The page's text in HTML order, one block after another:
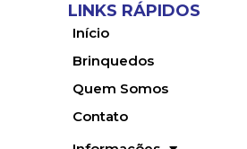
LINKS RÁPIDOS
Início
Brinquedos
Quem Somos
Contato